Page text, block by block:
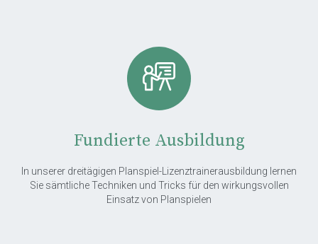
Fundierte Ausbildung
In unserer dreitägigen Planspiel-Lizenztrainerausbildung lernen
Sie sämtliche Techniken und Tricks für den wirkungsvollen
Einsatz von Planspielen